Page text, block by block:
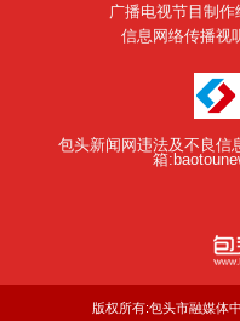
广播电视节目制
信息网络传播视
包头新闻网违法及不良信
箱
版权所有:包头市融媒体